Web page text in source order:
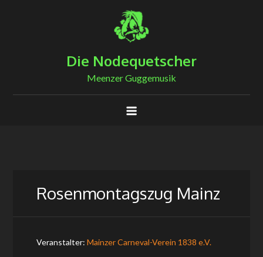
Die Nodequetscher
Meenzer Guggemusik
Rosenmontagszug Mainz
Veranstalter:Mainzer Carneval-Verein 1838 e.V.